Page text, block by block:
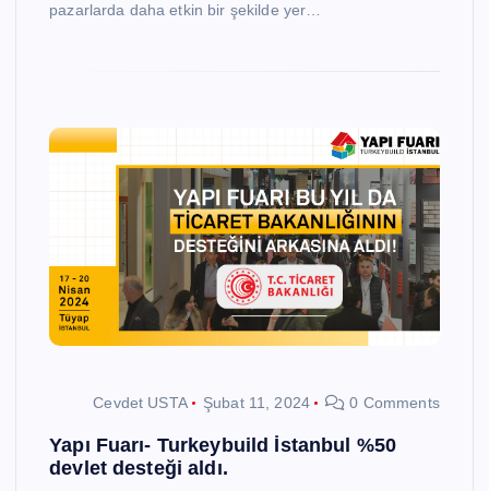
pazarlarda daha etkin bir şekilde yer…
Cevdet USTA Şubat 11, 2024 0 Comments
Yapı Fuarı- Turkeybuild İstanbul %50
devlet desteği aldı.